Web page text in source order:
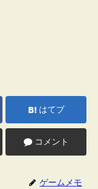
はてブ
コメント
ゲームメモ